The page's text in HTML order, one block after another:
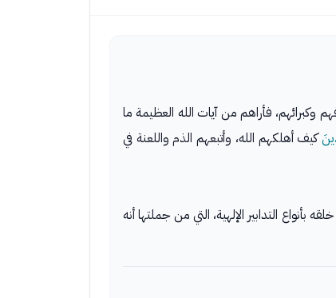
وكبرائهم، فأراهم من آيات الله العظيمة ما
كيف أهلكهم الله، وأتبعهم الذم واللعنة في
التدابير الإلهية، التي من جملتها أنه